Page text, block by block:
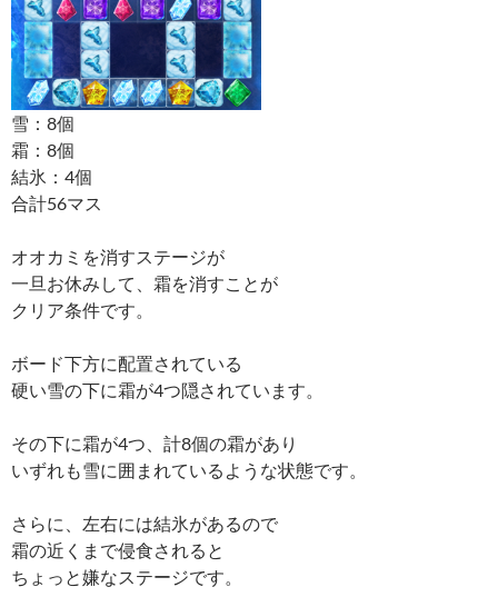
雪：8個
霜：8個
結氷：4個
合計56マス
オオカミを消すステージが
一旦お休みして、霜を消すことが
クリア条件です。
ボード下方に配置されている
硬い雪の下に霜が4つ隠されています。
その下に霜が4つ、計8個の霜があり
いずれも雪に囲まれているような状態です。
さらに、左右には結氷があるので
霜の近くまで侵食されると
ちょっと嫌なステージです。